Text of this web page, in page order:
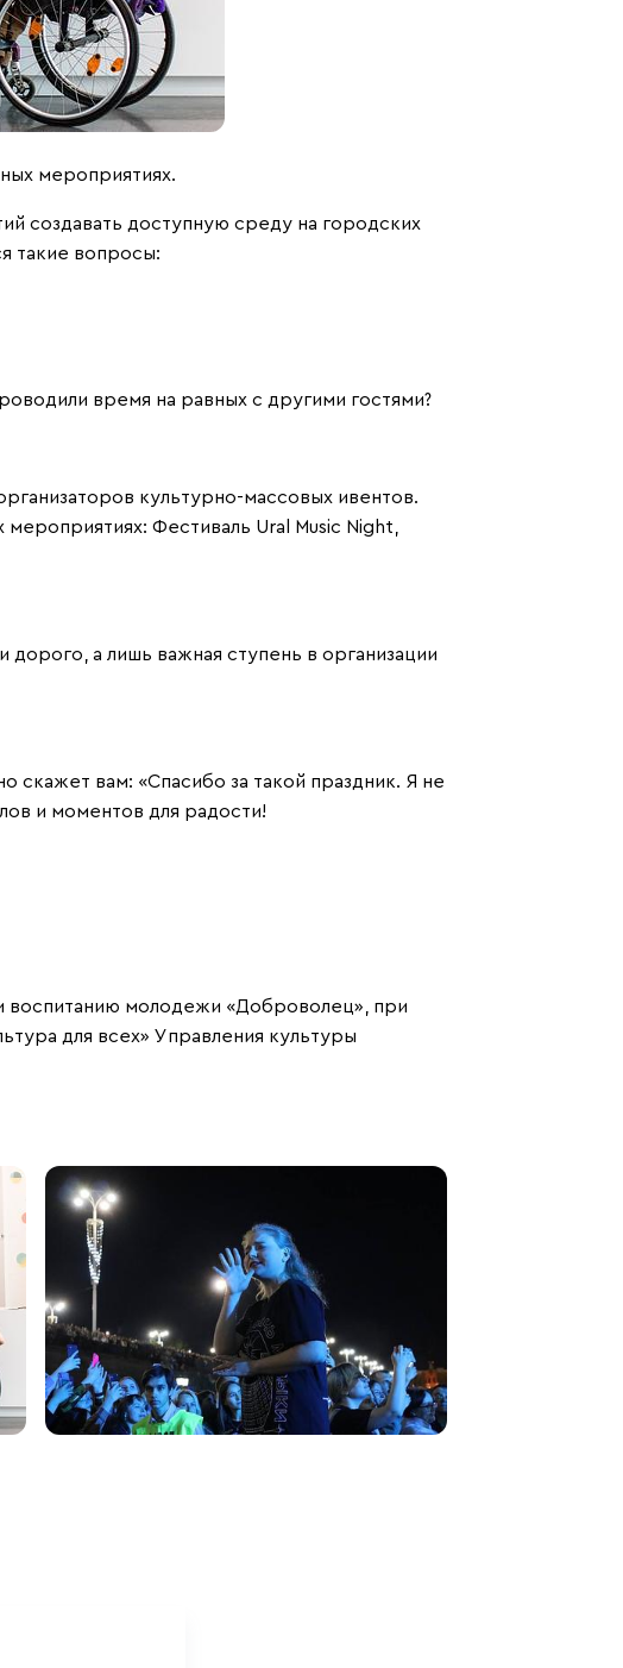
мероприятиях.
создавать доступную среду на городских
такие вопросы:
время на равных с другими гостями?
культурно-массовых ивентов.
мероприятиях: Фестиваль Ural Music Night
а лишь важная ступень в организации
скажет вам: «Спасибо за такой праздник. Я не
и моментов для радости!
воспитанию молодежи «Доброволец», при
для всех» Управления культуры